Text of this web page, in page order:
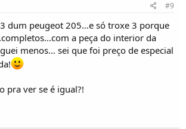
#9
dum peugeot 205...e só troxe 3 porque
a peça do interior da
menos... sei que foi preço de especial
pra ver se é igual?!